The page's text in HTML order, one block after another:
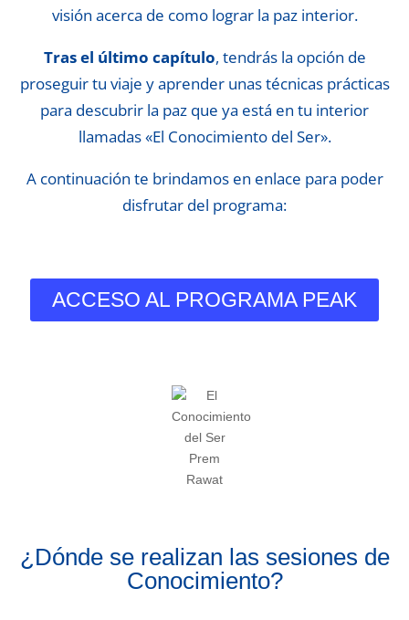
visión acerca de como lograr la paz interior.
Tras el último capítulo, tendrás la opción de
proseguir tu viaje y aprender unas técnicas prácticas
para descubrir la paz que ya está en tu interior
llamadas «El Conocimiento del Ser».
A continuación te brindamos en enlace para poder
disfrutar del programa:
ACCESO AL PROGRAMA PEAK
¿Dónde se realizan las sesiones de
Conocimiento?